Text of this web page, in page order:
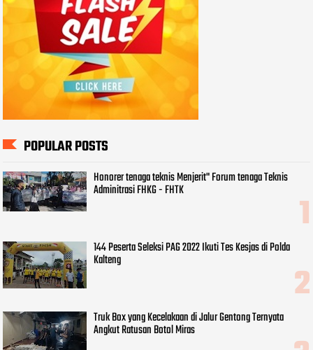
POPULAR POSTS
Honorer tenaga teknis Menjerit" Forum tenaga Teknis
Adminitrasi FHKG - FHTK
144 Peserta Seleksi PAG 2022 Ikuti Tes Kesjas di Polda
Kalteng
Truk Box yang Kecelakaan di Jalur Gentong Ternyata
Angkut Ratusan Botol Miras